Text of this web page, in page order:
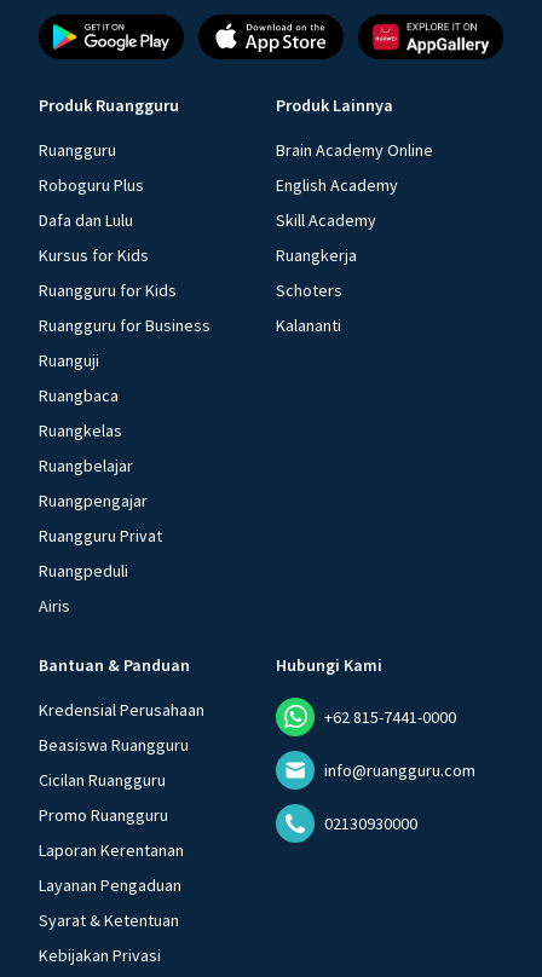
Produk Ruangguru
Ruangguru
Roboguru Plus
Dafa dan Lulu
Kursus for Kids
Ruangguru for Kids
Ruangguru for Business
Ruanguji
Ruangbaca
Ruangkelas
Ruangbelajar
Ruangpengajar
Ruangguru Privat
Ruangpeduli
Airis
Produk Lainnya
Brain Academy Online
English Academy
Skill Academy
Ruangkerja
Schoters
Kalananti
Bantuan & Panduan
Kredensial Perusahaan
Beasiswa Ruangguru
Cicilan Ruangguru
Promo Ruangguru
Laporan Kerentanan
Layanan Pengaduan
Syarat & Ketentuan
Kebijakan Privasi
Hubungi Kami
+62 815-7441-0000
info@ruangguru.com
02130930000